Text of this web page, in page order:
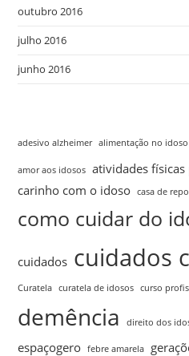
outubro 2016
julho 2016
junho 2016
adesivo alzheimer alimentação no idoso
amor aos idosos
atividades
carinho com o idoso
casa de
como cuidar do
cuidados cuidados
Curatela curatela de idosos curso
demência direito dos
espaçogero febre amarela